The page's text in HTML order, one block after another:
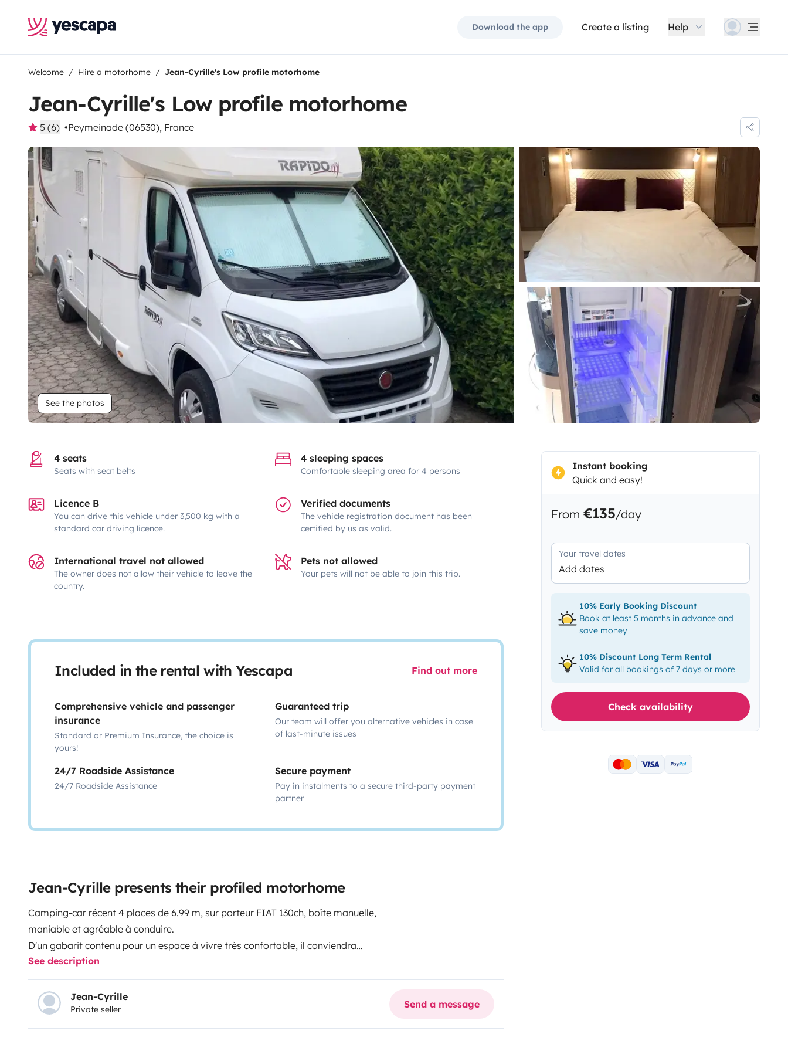
Download the app Create a listing Help
Welcome Hire a motorhome Jean-Cyrille's Low profile motorhome
Jean-Cyrille's Low profile motorhome
5 (6) Peymeinade (06530), France
See the photos
4 seats
Seats with seat belts
4 sleeping spaces
Comfortable sleeping area for 4 persons
Licence B
You can drive this vehicle under 3,500 kg with a
standard car driving licence.
Verified documents
The vehicle registration document has been
certified by us as valid.
International travel not allowed
The owner does not allow their vehicle to leave the
country.
Pets not allowed
Your pets will not be able to join this trip.
Included in the rental with Yescapa Find out more
Comprehensive vehicle and passenger
insurance
Standard or Premium Insurance, the choice is
yours!
Guaranteed trip
Our team will offer you alternative vehicles in case
of last-minute issues
24/7 Roadside Assistance
24/7 Roadside Assistance
Secure payment
Pay in instalments to a secure third-party payment
partner
Jean-Cyrille presents their profiled motorhome
Camping-car récent 4 places de 6.99 m, sur porteur FIAT 130ch, boîte manuelle,
maniable et agréable à conduire.
D'un gabarit contenu pour un espace à vivre très confortable, il conviendra
parfaitement à vos week-end, vos vacances à deux ou en famille.
Que vous soyez sédentaire ou plutôt nomade, son équipement très complet et sa
belle autonomie vous promet les plus beaux séjours.
Il est équipé de 2 espaces de vie séparés par cloisons : Coin repas/cuisine et grande
chambre parentale.
See description
Jean-Cyrille
Private seller Send a message
Instant booking
Quick and easy!
From €135/day
Your travel dates
Add dates
10% Early Booking Discount
Book at least 5 months in advance and
save money
10% Discount Long Term Rental
Valid for all bookings of 7 days or more
Check availability